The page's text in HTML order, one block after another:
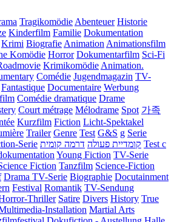
Tragikomödie Abenteuer Historie
Kinderfilm Familie Dokumentation
Krimi Biografie Animation Animationsfilm
Komödie Horror Dokumentarfilm Sci-Fi
Krimikomödie Animation.
Comédie Jugendmagazin TV-
Fantastique Documentaire Werbung
Comédie dramatique Drame
Court métrage Mélodrame Spot 가족
Kurzfilm Fiction Licht-Spektakel
Trailer Genre Test G&S g Serie
Serie קומדיית פעולה דרמה קומית
Test c
Young Fiction TV-Serie
Fiction Tanzfilm Science-Fiction
Drama TV-Serie Biographie Docutainment
Festival Romantik TV-Sendung
Thriller Satire Divers History True
Installation Martial Arts